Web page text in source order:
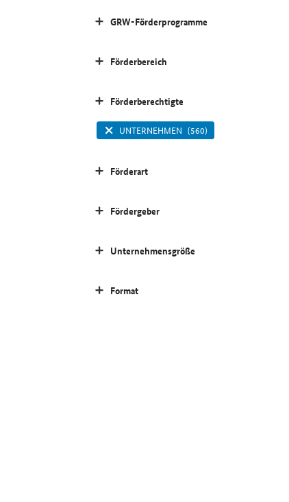
GRW-Förderprogramme
Förderbereich
Förderberechtigte
UNTERNEHMEN (560)
Förderart
Fördergeber
Unternehmensgröße
Format